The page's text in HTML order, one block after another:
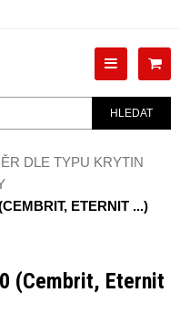
HLEDAT
DLE TYPU KRYTIN
ETERNIT ...)
(Cembrit, Eternit